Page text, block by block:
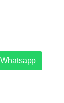
Whatsapp